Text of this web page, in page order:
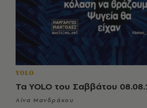
YOLO
Τα YOLO του Σαββάτου
Λίνα Μανδράκου